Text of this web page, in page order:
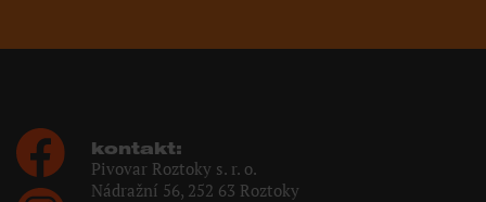
kontakt:
Pivovar Roztoky s. r. o.
Nádražní 56, 252 63 Roztoky